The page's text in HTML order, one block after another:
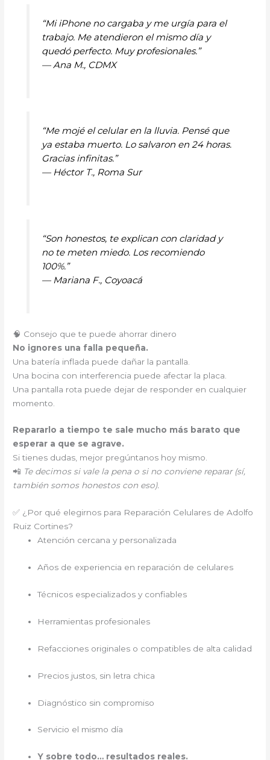
“Mi iPhone no cargaba y me urgía para el
trabajo. Me atendieron el mismo día y
quedó perfecto. Muy profesionales.”
— Ana M., CDMX
“Me mojé el celular en la lluvia. Pensé que
ya estaba muerto. Lo salvaron en 24 horas.
Gracias infinitas.”
— Héctor T., Roma Sur
“Son honestos, te explican con claridad y
no te meten miedo. Los recomiendo
100%.”
— Mariana F., Coyoacá
🧠 Consejo que te puede ahorrar dinero
No ignores una falla pequeña.
Una batería inflada puede dañar la pantalla.
Una bocina con interferencia puede afectar la placa.
Una pantalla rota puede dejar de responder en cualquier
momento.
Repararlo a tiempo te sale mucho más barato que
esperar a que se agrave.
Si tienes dudas, mejor pregúntanos hoy mismo.
📲 Te decimos si vale la pena o si no conviene reparar (sí,
también somos honestos con eso).
✅ ¿Por qué elegirnos para Reparación Celulares de Adolfo
Ruiz Cortines?
Atención cercana y personalizada
Años de experiencia en reparación de celulares
Técnicos especializados y confiables
Herramientas profesionales
Refacciones originales o compatibles de alta calidad
Precios justos, sin letra chica
Diagnóstico sin compromiso
Servicio el mismo día
Y sobre todo… resultados reales.